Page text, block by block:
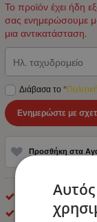
Το προϊόν έχει ήδη
σας ενημερώσουμε
μια αντικατάσταση.
Ηλ. ταχυδρομείο
Διάβασα το "
Ενημερώστε με
Προσθήκη στα
Εργαλεία Χειρός
ROCKFORCE